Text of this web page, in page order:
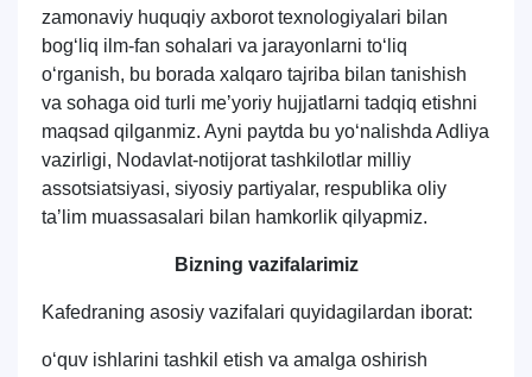
zamonaviy huquqiy axborot texnologiyalari bilan
bog‘liq ilm-fan sohalari va jarayonlarni to‘liq
o‘rganish, bu borada xalqaro tajriba bilan tanishish
va sohaga oid turli meʼyoriy hujjatlarni tadqiq etishni
maqsad qilganmiz. Ayni paytda bu yo‘nalishda Adliya
vazirligi, Nodavlat-notijorat tashkilotlar milliy
assotsiatsiyasi, siyosiy partiyalar, respublika oliy
taʼlim muassasalari bilan hamkorlik qilyapmiz.
Bizning vazifalarimiz
Kafedraning asosiy vazifalari quyidagilardan iborat:
o‘quv ishlarini tashkil etish va amalga oshirish